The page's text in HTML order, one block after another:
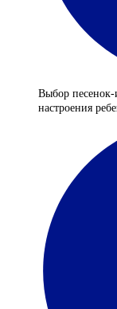
Выбор песенок-
настроения